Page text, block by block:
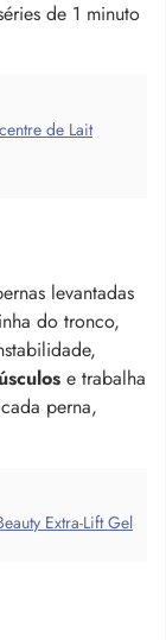
de 1 minuto
de Lait
levantadas
do tronco,
e trabalha
perna,
Extra-Lift Gel